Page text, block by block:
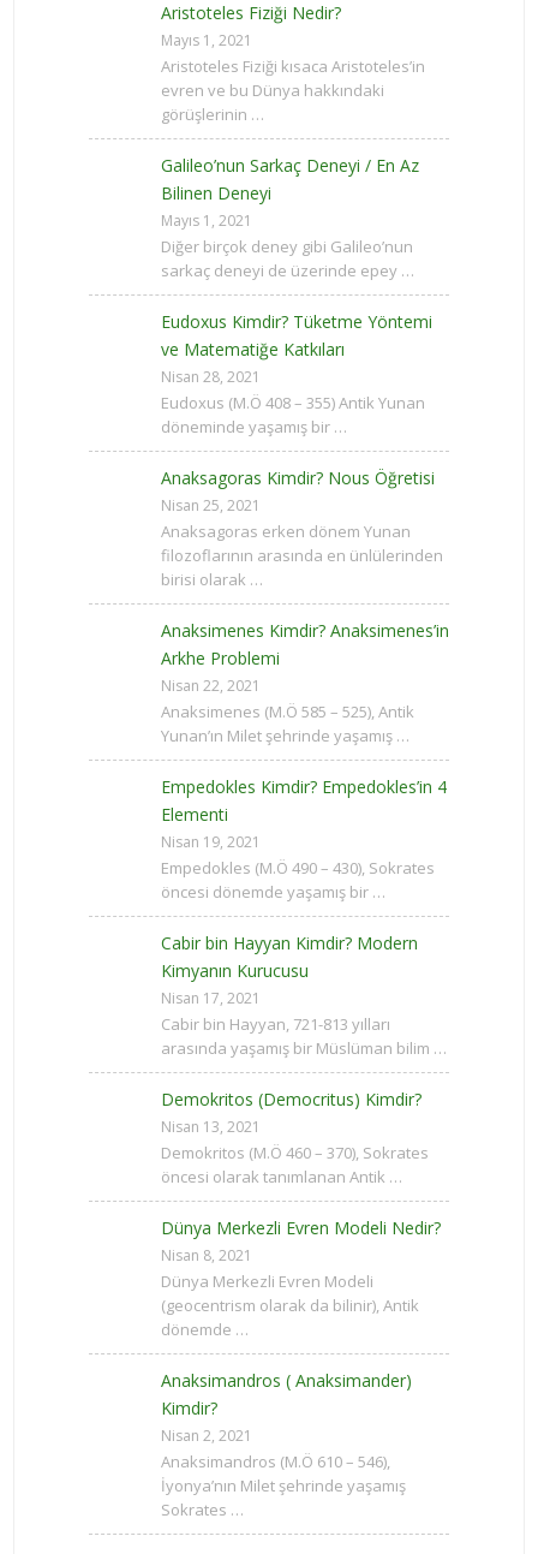
Aristoteles Fiziği Nedir?
Mayıs 1, 2021
Aristoteles Fiziği kısaca Aristoteles’in
evren ve bu Dünya hakkındaki
görüşlerinin …
Galileo’nun Sarkaç Deneyi / En Az
Bilinen Deneyi
Mayıs 1, 2021
Diğer birçok deney gibi Galileo’nun
sarkaç deneyi de üzerinde epey …
Eudoxus Kimdir? Tüketme Yöntemi
ve Matematiğe Katkıları
Nisan 28, 2021
Eudoxus (M.Ö 408 – 355) Antik Yunan
döneminde yaşamış bir …
Anaksagoras Kimdir? Nous Öğretisi
Nisan 25, 2021
Anaksagoras erken dönem Yunan
filozoflarının arasında en ünlülerinden
birisi olarak …
Anaksimenes Kimdir? Anaksimenes’in
Arkhe Problemi
Nisan 22, 2021
Anaksimenes (M.Ö 585 – 525), Antik
Yunan’ın Milet şehrinde yaşamış …
Empedokles Kimdir? Empedokles’in 4
Elementi
Nisan 19, 2021
Empedokles (M.Ö 490 – 430), Sokrates
öncesi dönemde yaşamış bir …
Cabir bin Hayyan Kimdir? Modern
Kimyanın Kurucusu
Nisan 17, 2021
Cabir bin Hayyan, 721-813 yılları
arasında yaşamış bir Müslüman bilim …
Demokritos (Democritus) Kimdir?
Nisan 13, 2021
Demokritos (M.Ö 460 – 370), Sokrates
öncesi olarak tanımlanan Antik …
Dünya Merkezli Evren Modeli Nedir?
Nisan 8, 2021
Dünya Merkezli Evren Modeli
(geocentrism olarak da bilinir), Antik
dönemde …
Anaksimandros ( Anaksimander)
Kimdir?
Nisan 2, 2021
Anaksimandros (M.Ö 610 – 546),
İyonya’nın Milet şehrinde yaşamış
Sokrates …